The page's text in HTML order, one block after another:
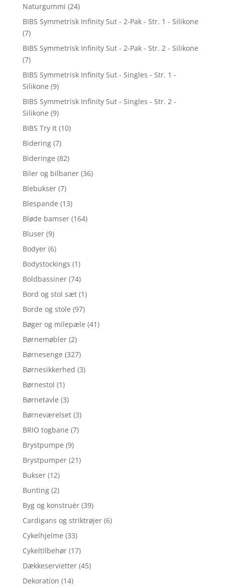
Naturgummi (24)
BIBS Symmetrisk Infinity Sut - 2-Pak - Str. 1 - Silikone
(7)
BIBS Symmetrisk Infinity Sut - 2-Pak - Str. 2 - Silikone
(7)
BIBS Symmetrisk Infinity Sut - Singles - Str. 1 -
Silikone (9)
BIBS Symmetrisk Infinity Sut - Singles - Str. 2 -
Silikone (9)
BIBS Try It (10)
Bidering (7)
Bideringe (82)
Biler og bilbaner (36)
Blebukser (7)
Blespande (13)
Bløde bamser (164)
Bluser (9)
Bodyer (6)
Bodystockings (1)
Boldbassiner (74)
Bord og stol sæt (1)
Borde og stole (97)
Bøger og milepæle (41)
Børnemøbler (2)
Børnesenge (327)
Børnesikkerhed (3)
Børnestol (1)
Børnetavle (3)
Børneværelset (3)
BRIO togbane (7)
Brystpumpe (9)
Brystpumper (21)
Bukser (12)
Bunting (2)
Byg og konstruér (39)
Cardigans og striktrøjer (6)
Cykelhjelme (33)
Cykeltilbehør (17)
Dækkeservietter (45)
Dekoration (14)